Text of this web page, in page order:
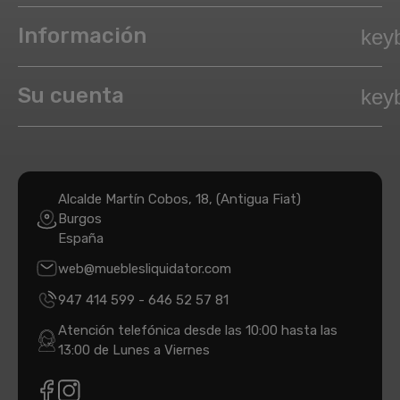
Información
Su cuenta
Alcalde Martín Cobos, 18, (Antigua Fiat)
Burgos
España
web@mueblesliquidator.com
947 414 599 - 646 52 57 81
Atención telefónica desde las 10:00 hasta las
13:00 de Lunes a Viernes